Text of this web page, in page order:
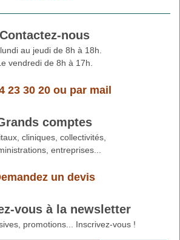
Contactez-nous
au jeudi de 8h à 18h.
vendredi de 8h à 17h.
23 30 20ou par mail
comptes
cliniques, collectivités,
entreprises...
un devis
vous à la newsletter
promotions... Inscrivez-vous !